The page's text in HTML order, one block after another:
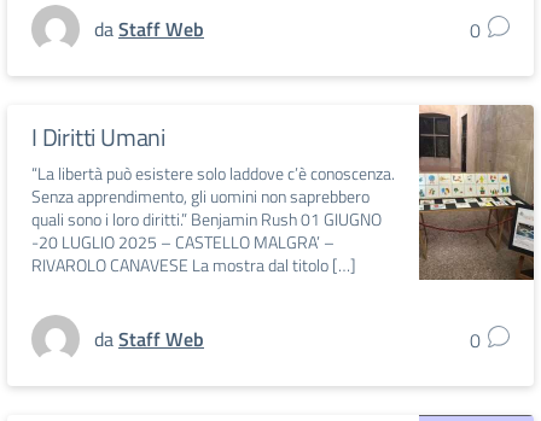
daStaff Web 0
I Diritti Umani
“La libertà può esistere solo laddove c’è conoscenza.
Senza apprendimento, gli uomini non saprebbero
quali sono i loro diritti.” Benjamin Rush 01 GIUGNO
-20 LUGLIO 2025 – CASTELLO MALGRA’ –
RIVAROLO CANAVESE La mostra dal titolo […]
daStaff Web 0